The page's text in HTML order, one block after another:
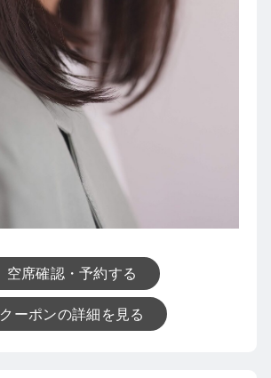
空席確認・予約する
クーポンの詳細を見る